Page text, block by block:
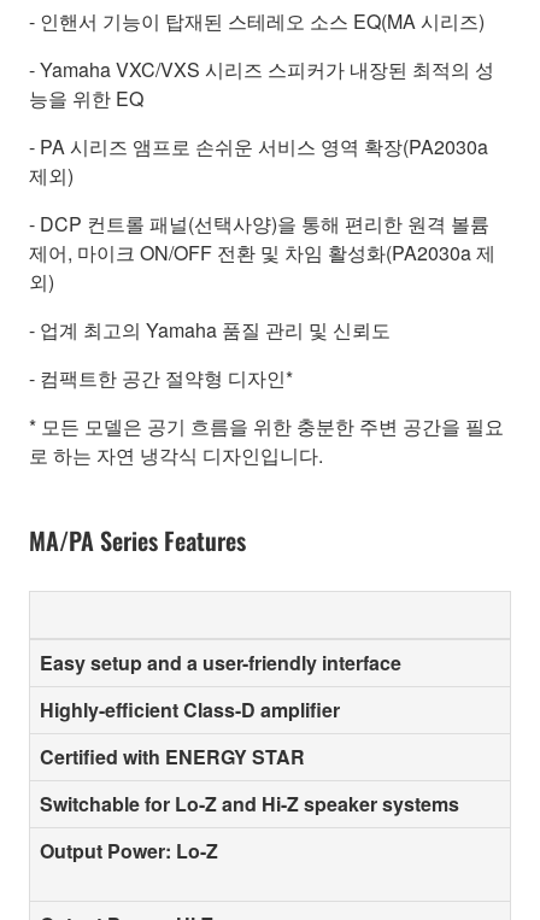
- 인핸서 기능이 탑재된 스테레오 소스 EQ(MA 시리즈)
- Yamaha VXC/VXS 시리즈 스피커가 내장된 최적의 성
능을 위한 EQ
- PA 시리즈 앰프로 손쉬운 서비스 영역 확장(PA2030a
제외)
- DCP 컨트롤 패널(선택사양)을 통해 편리한 원격 볼륨
제어, 마이크 ON/OFF 전환 및 차임 활성화(PA2030a 제
외)
- 업계 최고의 Yamaha 품질 관리 및 신뢰도
- 컴팩트한 공간 절약형 디자인*
* 모든 모델은 공기 흐름을 위한 충분한 주변 공간을 필요
로 하는 자연 냉각식 디자인입니다.
MA/PA Series Features
Easy setup and a user-friendly interface
Highly-efficient Class-D amplifier
Certified with ENERGY STAR
Switchable for Lo-Z and Hi-Z speaker systems
Output Power: Lo-Z